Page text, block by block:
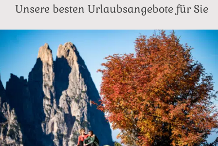
Unsere besten Urlaubsangebote für Sie